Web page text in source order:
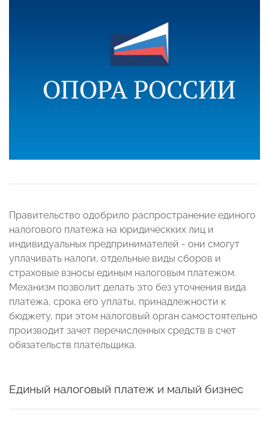
Правительство одобрило распространение единого
налогового платежа на юридическких лиц и
индивидуальных предпринимателей - они смогут
уплачивать налоги, отдельные виды сборов и
страховые взносы единым налоговым платежом.
Механизм позволит делать это без уточнения вида
платежа, срока его уплаты, принадлежности к
бюджету, при этом налоговый орган самостоятельно
производит зачет перечисленных средств в счет
обязательств плательщика.
Единый налоговый платеж и малый бизнес